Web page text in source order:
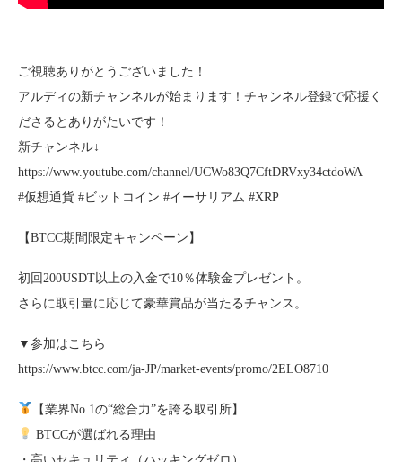
ご視聴ありがとうございました！
アルディの新チャンネルが始まります！チャンネル登録で応援く
ださるとありがたいです！
新チャンネル↓
https://www.youtube.com/channel/UCWo83Q7CftDRVxy34ctdoWA
#仮想通貨 #ビットコイン #イーサリアム #XRP
【BTCC期間限定キャンペーン】
初回200USDT以上の入金で10％体験金プレゼント。
さらに取引量に応じて豪華賞品が当たるチャンス。
▼参加はこちら
https://www.btcc.com/ja-JP/market-events/promo/2ELO8710
【業界No.1の“総合力”を誇る取引所】
BTCCが選ばれる理由